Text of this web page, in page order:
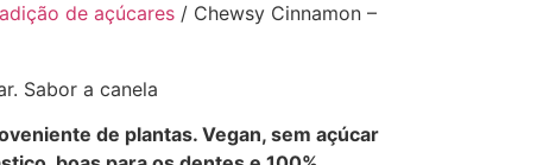
de açúcares / Chewsy Cinnamon –
Sabor a canela
de plantas. Vegan, sem açúcar